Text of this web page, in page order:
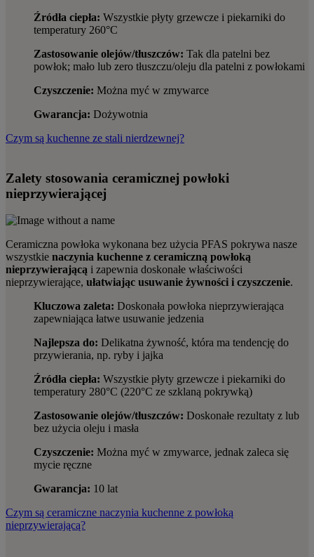
Źródła ciepła: Wszystkie płyty grzewcze i piekarniki do
temperatury 260°C
Zastosowanie olejów/tłuszczów: Tak dla patelni bez
powłok; mało lub zero tłuszczu/oleju dla patelni z powłokami
Czyszczenie: Można myć w zmywarce
Gwarancja: Dożywotnia
Czym są kuchenne ze stali nierdzewnej?
Zalety stosowania ceramicznej powłoki
nieprzywierającej
Ceramiczna powłoka wykonana bez użycia PFAS pokrywa nasze
wszystkie naczynia kuchenne z ceramiczną powłoką
nieprzywierającą i zapewnia doskonałe właściwości
nieprzywierające, ułatwiając usuwanie żywności i czyszczenie.
Kluczowa zaleta: Doskonała powłoka nieprzywierająca
zapewniająca łatwe usuwanie jedzenia
Najlepsza do: Delikatna żywność, która ma tendencję do
przywierania, np. ryby i jajka
Źródła ciepła: Wszystkie płyty grzewcze i piekarniki do
temperatury 280°C (220°C ze szklaną pokrywką)
Zastosowanie olejów/tłuszczów: Doskonałe rezultaty z lub
bez użycia oleju i masła
Czyszczenie: Można myć w zmywarce, jednak zaleca się
mycie ręczne
Gwarancja: 10 lat
Czym są ceramiczne naczynia kuchenne z powłoką
nieprzywierającą?